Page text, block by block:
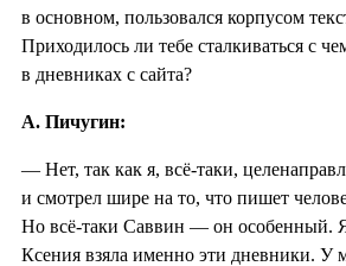
в основном, пользовался корпусом
Приходилось ли тебе сталкиваться с
в дневниках с сайта?
А. Пичугин:
— Нет, так как я, всё-таки,
и смотрел шире на то, что пишет
Но всё-таки Саввин — он особенный.
Ксения взяла именно эти дневники. У